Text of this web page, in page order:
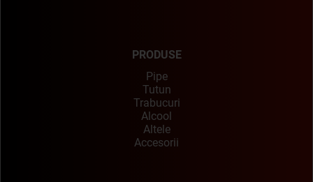
PRODUSE
Pipe
Tutun
Trabucuri
Alcool
Altele
Accesorii